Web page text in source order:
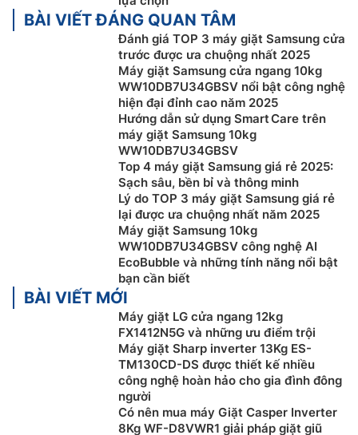
Chế độ AI Energy
Theo dõi và giảm mức sử dụng năng lượng của máy
qua chế độ AI Energy, chủ động kiểm tra mức tiêu
thụ điện năng và ước tính hóa đơn tiền điện. Kích hoạt
chu trình giặt sử dụng chế độ AI Energy giúp giảm tới
70% điện năng nhờ kết hợp công nghệ bong bóng siêu
Ecobubble+™ và giặt nước lạnh. Bong bóng siêu mịn,
thẩm thấu nhanh vào vải, đánh bật vết bẩn cứng đầu
mà không cần sử dụng nước nóng như máy giặt thông
thường, nhờ đó tiết kiệm điện năng tối ưu.
BÀI VIẾT ĐÁNG QUAN TÂM
Đánh giá TOP 3 máy giặt Samsung cửa
trước được ưa chuộng nhất 2025
Máy giặt Samsung cửa ngang 10kg
WW10DB7U34GBSV nổi bật công nghệ
hiện đại đỉnh cao năm 2025
Hướng dẫn sử dụng Smart Care trên
máy giặt Samsung 10kg
WW10DB7U34GBSV
Top 4 máy giặt Samsung giá rẻ 2025:
Sạch sâu, bền bỉ và thông minh
Lý do TOP 3 máy giặt Samsung giá rẻ
lại được ưa chuộng nhất năm 2025
Máy giặt Samsung 10kg
WW10DB7U34GBSV công nghệ AI
EcoBubble và những tính năng nổi bật
bạn cần biết
BÀI VIẾT MỚI
Máy giặt LG cửa ngang 12kg
FX1412N5G và những ưu điểm trội
Máy giặt Sharp inverter 13Kg ES-
TM130CD-DS được thiết kế nhiều
công nghệ hoàn hảo cho gia đình đông
người
Có nên mua máy Giặt Casper Inverter
8Kg WF-D8VWR1 giải pháp giặt giũ